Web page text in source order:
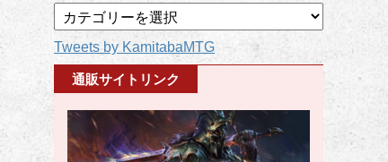
事
カ
テ
Tweets by KamitabaMTG
通販サイトリンク